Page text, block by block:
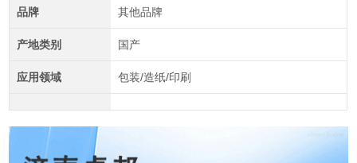
品牌 其他品牌
产地类别 国产
应用领域 包装/造纸/印刷